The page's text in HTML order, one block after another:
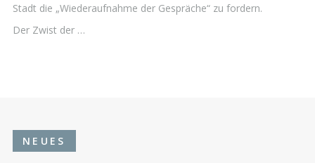
Stadt die „Wiederaufnahme der Gespräche“ zu fordern.
Der Zwist der …
NEUES